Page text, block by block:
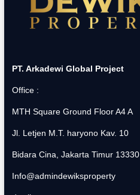
PT. Arkadewi Global Project
Office :
MTH Square Ground Floor A4 A
Jl. Letjen M.T. haryono Kav. 10
Bidara Cina, Jakarta Timur 13330
Info@admindewiksproperty